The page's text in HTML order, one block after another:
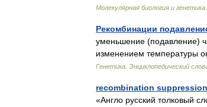
Молекулярная биология и
Рекомбинации
уменьшение (подавление)
изменением температуры
Генетика. Энциклопедический
recombination suppression
«Англо русский толковый